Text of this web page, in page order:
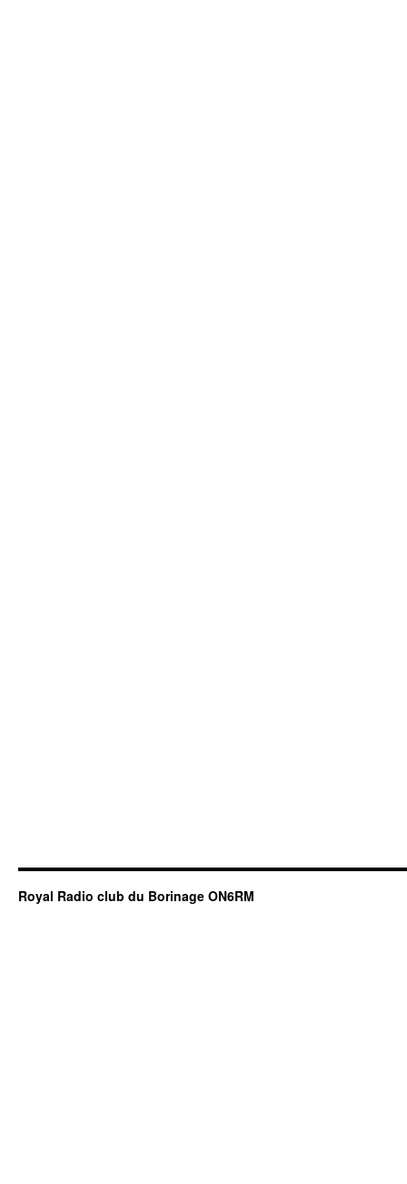
Royal Radio club du Borinage ON6RM